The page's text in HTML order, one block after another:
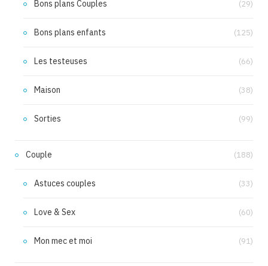
Bons plans Couples (29)
Bons plans enfants (125)
Les testeuses (66)
Maison (38)
Sorties (99)
Couple (188)
Astuces couples (33)
Love & Sex (60)
Mon mec et moi (91)